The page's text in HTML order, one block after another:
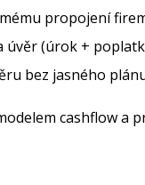
propojení
úvěr (úrok +
bez jasného
cashflow